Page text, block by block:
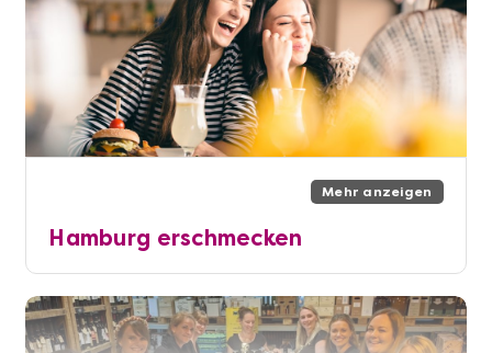
Mehr anzeigen
Hamburg erschmecken